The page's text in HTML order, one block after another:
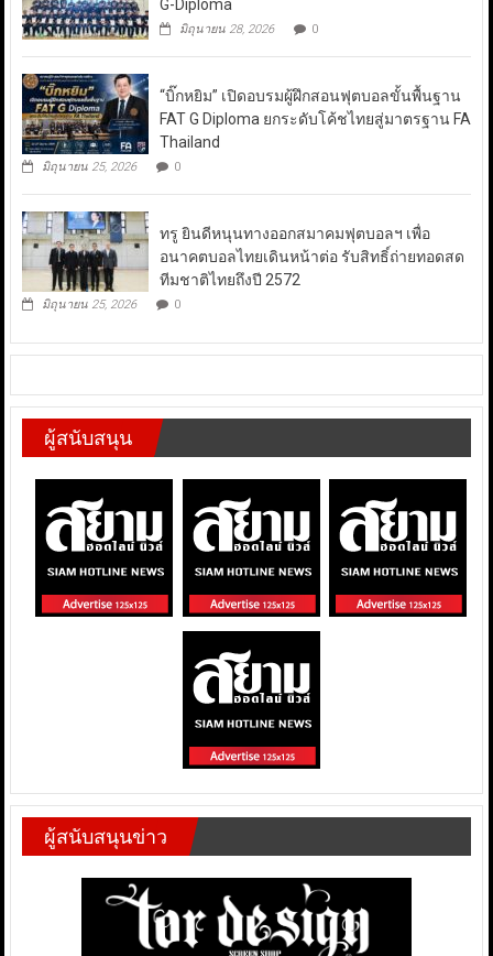
G-Diploma
มิถุนายน 28, 2026 0
“บิ๊กหยิม” เปิดอบรมผู้ฝึกสอนฟุตบอลขั้นพื้นฐาน
FAT G Diploma ยกระดับโค้ชไทยสู่มาตรฐาน FA
Thailand
มิถุนายน 25, 2026 0
ทรู ยินดีหนุนทางออกสมาคมฟุตบอลฯ เพื่อ
อนาคตบอลไทยเดินหน้าต่อ รับสิทธิ์ถ่ายทอดสด
ทีมชาติไทยถึงปี 2572
มิถุนายน 25, 2026 0
ผู้สนับสนุน
ผู้สนับสนุนข่าว